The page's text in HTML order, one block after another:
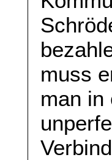
muss
man in